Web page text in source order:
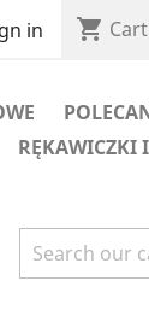
in shopping_cart Cart
RĘKAWICZKI